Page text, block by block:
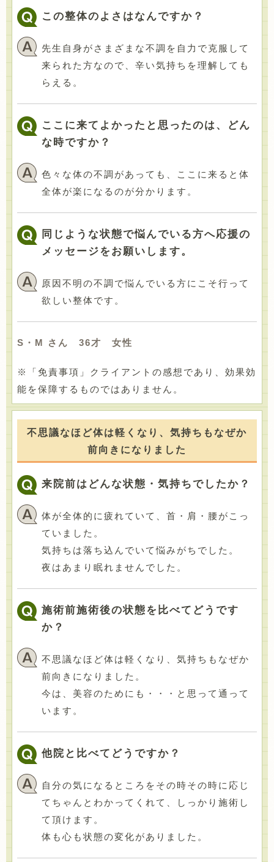
この整体のよさはなんですか？
先生自身がさまざまな不調を自力で克服して
来られた方なので、辛い気持ちを理解しても
らえる。
ここに来てよかったと思ったのは、どん
な時ですか？
色々な体の不調があっても、ここに来ると体
全体が楽になるのが分かります。
同じような状態で悩んでいる方へ応援の
メッセージをお願いします。
原因不明の不調で悩んでいる方にこそ行って
欲しい整体です。
S・M さん 36才 女性
※「免責事項」クライアントの感想であり、効果効
能を保障するものではありません。
不思議なほど体は軽くなり、気持ちもなぜか
前向きになりました
来院前はどんな状態・気持ちでしたか？
体が全体的に疲れていて、首・肩・腰がこっ
ていました。
気持ちは落ち込んでいて悩みがちでした。
夜はあまり眠れませんでした。
施術前施術後の状態を比べてどうです
か？
不思議なほど体は軽くなり、気持ちもなぜか
前向きになりました。
今は、美容のためにも・・・と思って通って
います。
他院と比べてどうですか？
自分の気になるところをその時その時に応じ
てちゃんとわかってくれて、しっかり施術し
て頂けます。
体も心も状態の変化がありました。